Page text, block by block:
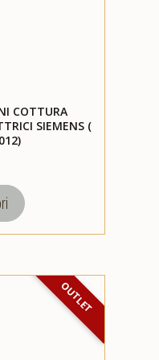
COTTURA
SIEMENS (
OUTLET